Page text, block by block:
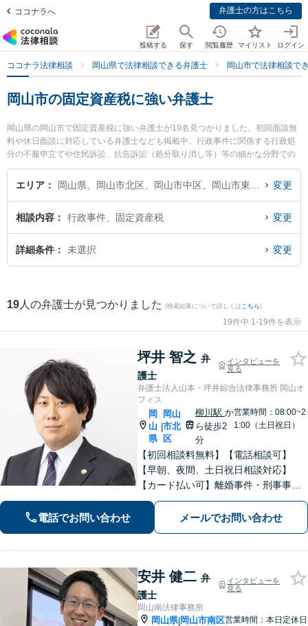
ココナラへ 弁護士の方はこちら
投稿する 探す 閲覧履歴 マイリスト ログイン
ココナラ法律相談 岡山県で法律相談できる弁護士 岡山市で法律相談で
岡山市の固定資産税に強い弁護士
岡山県の岡山市で固定資産税に強い弁護士が19名見つかりました。初回面談無
料や休日面談に対応している弁護士なども掲載中。行政事件に関係する行政処
分の不服申立てや住民訴訟、抗告訴訟（処分取り消し等）等の細かな分野での
絞り込み検索もでき便利です。特に弁護士法人山本・坪井綜合法律事務所 岡山
オフィスの坪井 智之弁護士や岡山南法律事務所の安井 健二弁護士、中岡・安彦
すぐに弁護士に相談したい』『固定資産税のトラブル解決の実績豊富な近くの
弁護士を検索したい』『初回相談無料で固定資産税を法律相談できる岡山市内
の弁護士に相談予約したい』などでお困りの相談者さんにおすすめです。
エリア 変更
相談内容 行政事件、固定資産税 変更
詳細条件 未選択 変更
19 人の弁護士が見つかりました (検索結果について詳しくは こちら)
19件中 1-19件を表示
坪井 智之 弁
護士
インタビューを
見る
弁護士法人山本・坪井綜合法律事務所 岡山オ
フィス
岡
山
県
|
岡山
市北
区
柳川駅か
ら徒歩2
分
営業時間：08:00~2
1:00（土日祝日）
【初回相談料無料】【電話相談可】
【早朝、夜間、土日祝日相談対応】
【カード払い可】離婚事件・刑事事
件・交通事故の専門弁護士があなたの
お悩みを解決いたします。一人で悩ま
ずに新たな一歩をわたしたちと。
電話でお問い合わせ メールでお問い合わせ
安井 健二 弁
護士
インタビューを
見る
岡山南法律事務所
岡山県|岡山市南区営業時間：本日定休日